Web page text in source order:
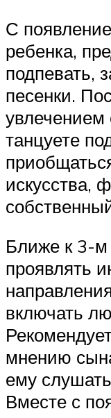
С
ребенка,
подпевать,
песенки.
увлечением
танцуете
искусства,
Ближе к 3-м
проявлять
включать
мнению
ему
Вместе с